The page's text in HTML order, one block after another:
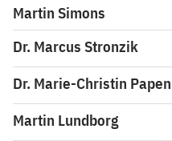
Martin Simons
Dr. Marcus Stronzik
Dr. Marie-Christin Papen
Martin Lundborg